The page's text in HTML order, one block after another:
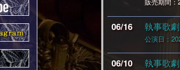
06/16 執事歌
公演日：
06/10 執事歌